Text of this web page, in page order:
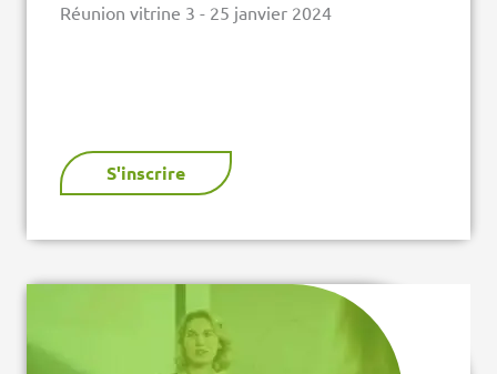
Réunion vitrine 3 - 25 janvier 2024
S'inscrire